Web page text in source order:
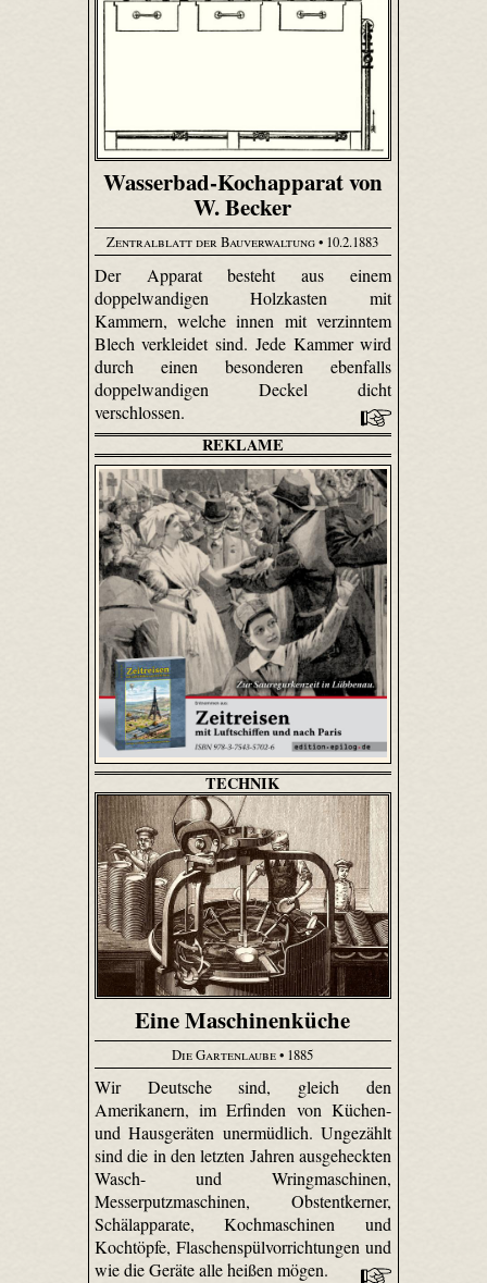
Wasserbad-Kochapparat von
W. Becker
Zentralblatt der Bauverwaltung• 10.2.1883
Der Apparat besteht aus einem
doppelwandigen Holzkasten mit
Kammern, welche innen mit verzinntem
Blech verkleidet sind. Jede Kammer wird
durch einen besonderen ebenfalls
doppelwandigen Deckel dicht
verschlossen.
REKLAME
TECHNIK
Eine Maschinenküche
Die Gartenlaube• 1885
Wir Deutsche sind, gleich den
Amerikanern, im Erfinden von Küchen-
und Hausgeräten unermüdlich. Ungezählt
sind die in den letzten Jahren ausgeheckten
Wasch- und Wringmaschinen,
Messerputzmaschinen, Obstentkerner,
Schälapparate, Kochmaschinen und
Kochtöpfe, Flaschenspülvorrichtungen und
wie die Geräte alle heißen mögen.